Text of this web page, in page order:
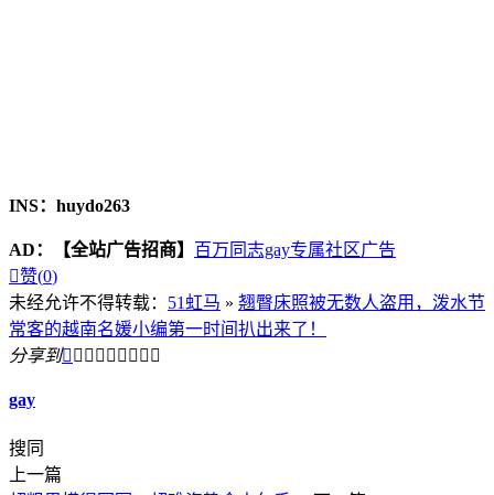
INS：huydo263
AD： 【全站广告招商】 百万同志gay专属社区广告
赞(0)
未经允许不得转载： 51虹马 » 翘臀床照被无数人盗用，泼水节
常客的越南名媛小编第一时间扒出来了！
分享到        
gay
搜同
上一篇